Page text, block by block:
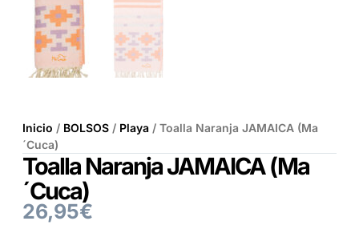
Inicio / BOLSOS / Playa / Toalla Naranja JAMAICA (Ma
´Cuca)
Toalla Naranja JAMAICA (Ma
´Cuca)
26,95€